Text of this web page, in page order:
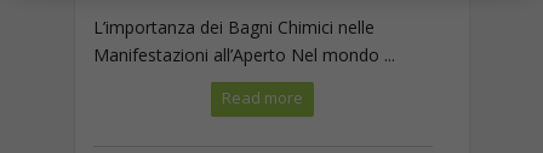
L’importanza dei Bagni Chimici nelle
Manifestazioni all’Aperto Nel mondo ...
Read more